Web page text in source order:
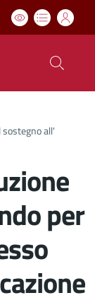
all'
per